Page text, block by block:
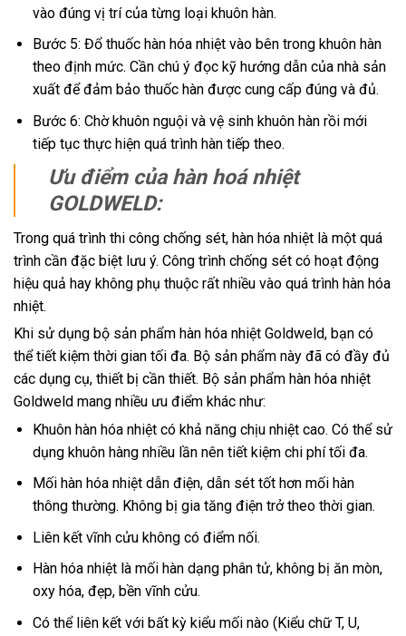
vào đúng vị trí của từng loại khuôn hàn.
Bước 5: Đổ thuốc hàn hóa nhiệt vào bên trong khuôn hàn
theo định mức. Cần chú ý đọc kỹ hướng dẫn của nhà sản
xuất để đảm bảo thuốc hàn được cung cấp đúng và đủ.
Bước 6: Chờ khuôn nguội và vệ sinh khuôn hàn rồi mới
tiếp tục thực hiện quá trình hàn tiếp theo.
Ưu điểm của hàn hoá nhiệt
GOLDWELD:
Trong quá trình thi công chống sét, hàn hóa nhiệt là một quá
trình cần đặc biệt lưu ý. Công trình chống sét có hoạt động
hiệu quả hay không phụ thuộc rất nhiều vào quá trình hàn hóa
nhiệt.
Khi sử dụng bộ sản phẩm hàn hóa nhiệt Goldweld, bạn có
thể tiết kiệm thời gian tối đa. Bộ sản phẩm này đã có đầy đủ
các dụng cụ, thiết bị cần thiết. Bộ sản phẩm hàn hóa nhiệt
Goldweld mang nhiều ưu điểm khác như:
Khuôn hàn hóa nhiệt có khả năng chịu nhiệt cao. Có thể sử
dụng khuôn hàng nhiều lần nên tiết kiệm chi phí tối đa.
Mối hàn hóa nhiệt dẫn điện, dẫn sét tốt hơn mối hàn
thông thường. Không bị gia tăng điện trở theo thời gian.
Liên kết vĩnh cửu không có điểm nối.
Hàn hóa nhiệt là mối hàn dạng phân tử, không bị ăn mòn,
oxy hóa, đẹp, bền vĩnh cửu.
Có thể liên kết với bất kỳ kiểu mối nào (Kiểu chữ T, U,